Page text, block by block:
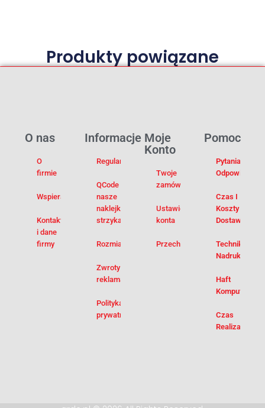
Produkty powiązane
Pomoc
Pytania I
Odpowiedzi
Czas I
Koszty
Dostawy
Techniki
Nadruku
Haft
Komputerowy
Czas
Realizacji
Moje
Konto
Twoje
zamówienia
Ustawienia
konta
Przechowalnia
Informacje
Regulamin
QCode –
nasze
naklejki na
strzykawki
Rozmiarówka
Zwroty i
reklamacje
Polityka
prywatności
O nas
O
firmie
Wspieramy
Kontakt
i dane
firmy